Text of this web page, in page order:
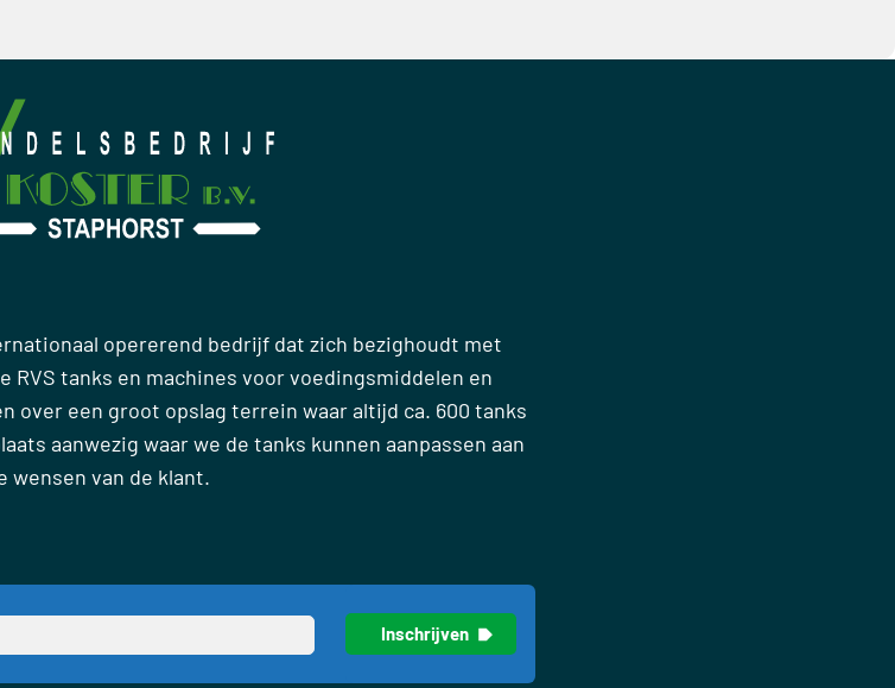
opererend bedrijf dat zich bezighoudt met
RVS tanks en machines voor voedingsmiddelen en
over een groot opslag terrein waar altijd ca. 600 tanks
aanwezig waar we de tanks kunnen aanpassen aan
wensen van de klant.